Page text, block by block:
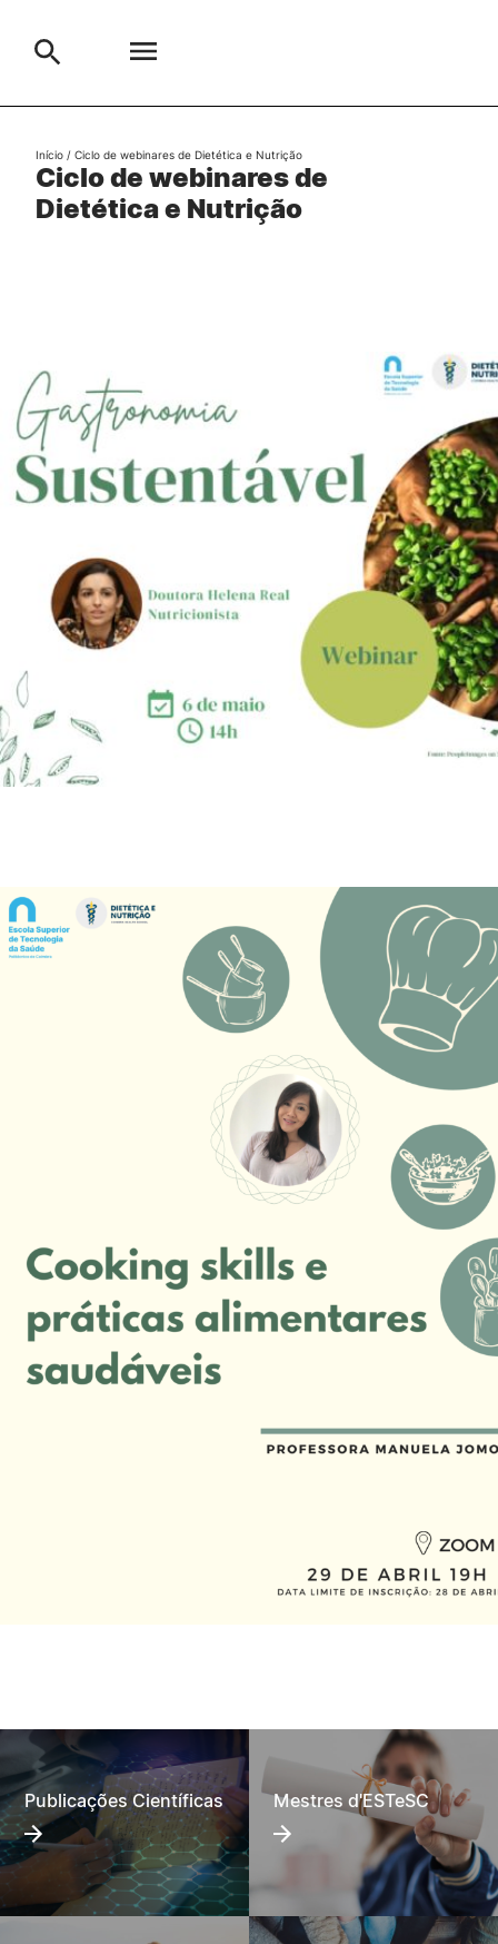
Escola
Cursos
Cooperação Internacional
Sugestões, Elogios, Reclamações Política de Privacidade e Cookies
©2026 Instituto Politécnico de Coimbra. Todos os direitos reservados.
Search
Ciclo de webinares de
Dietética e Nutrição
Início / Ciclo de webinares de Dietética e Nutrição
Publicações Científicas Mestres d'ESTeSC